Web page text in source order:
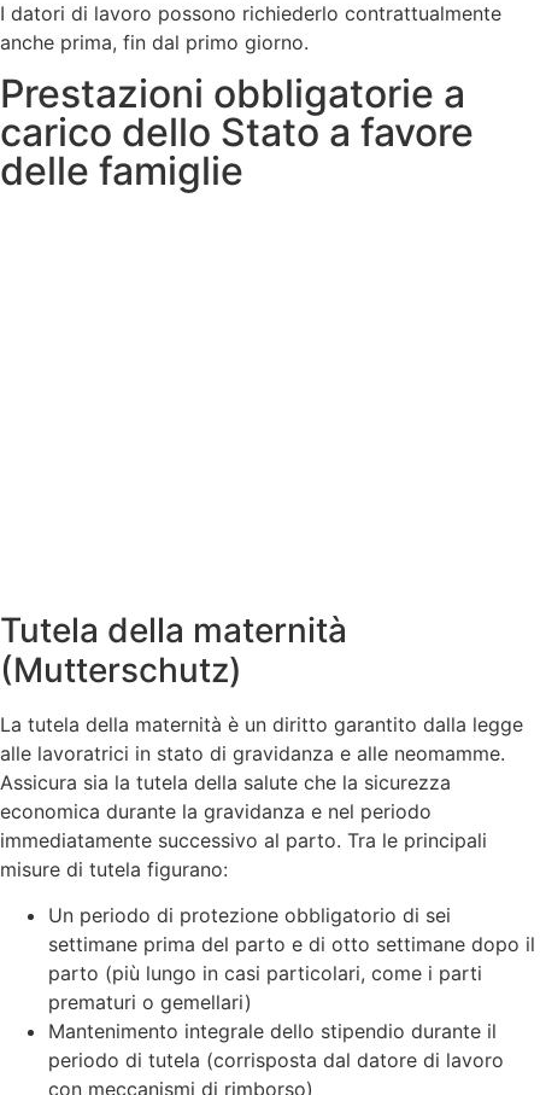
I datori di lavoro possono richiederlo contrattualmente
anche prima, fin dal primo giorno.
Prestazioni obbligatorie a
carico dello Stato a favore
delle famiglie
Tutela della maternità
(Mutterschutz)
La tutela della maternità è un diritto garantito dalla legge
alle lavoratrici in stato di gravidanza e alle neomamme.
Assicura sia la tutela della salute che la sicurezza
economica durante la gravidanza e nel periodo
immediatamente successivo al parto. Tra le principali
misure di tutela figurano:
Un periodo di protezione obbligatorio di sei
settimane prima del parto e di otto settimane dopo il
parto (più lungo in casi particolari, come i parti
prematuri o gemellari)
Mantenimento integrale dello stipendio durante il
periodo di tutela (corrisposta dal datore di lavoro
con meccanismi di rimborso)